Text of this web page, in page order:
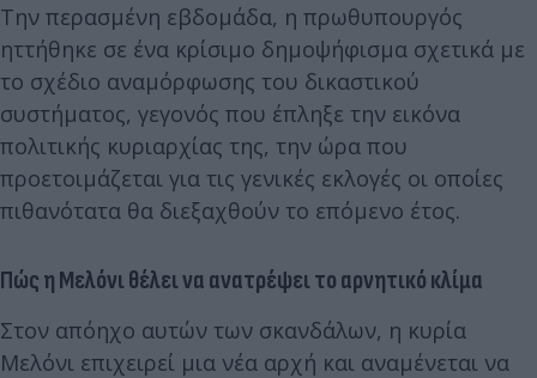
Την περασμένη εβδομάδα, η πρωθυπουργός
ηττήθηκε σε ένα κρίσιμο δημοψήφισμα σχετικά με
το σχέδιο αναμόρφωσης του δικαστικού
συστήματος, γεγονός που έπληξε την εικόνα
πολιτικής κυριαρχίας της, την ώρα που
προετοιμάζεται για τις γενικές εκλογές οι οποίες
πιθανότατα θα διεξαχθούν το επόμενο έτος.
Πώς η Μελόνι θέλει να ανατρέψει το αρνητικό κλίμα
Στον απόηχο αυτών των σκανδάλων, η κυρία
Μελόνι επιχειρεί μια νέα αρχή και αναμένεται να